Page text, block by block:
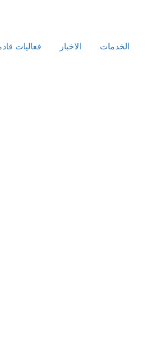
الخدمات الاخبار فعاليات